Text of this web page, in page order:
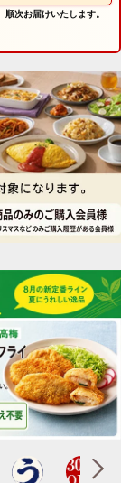
次お届けいたします。